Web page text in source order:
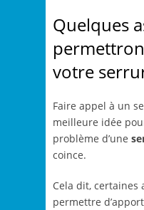
Quelques
votre
Faire appel à un
meilleure idée
problème d’une
coince.
Cela dit, certaines
permettre